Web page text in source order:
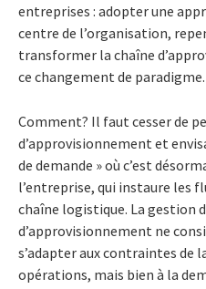
entreprises : adopter une
centre de l’organisation,
transformer la chaîne
ce changement de paradigme.
Comment? Il faut cesser de
d’approvisionnement et
de demande » où c’est
l’entreprise, qui instaure les
chaîne logistique. La gestion
d’approvisionnement ne
s’adapter aux contraintes de
opérations, mais bien à la